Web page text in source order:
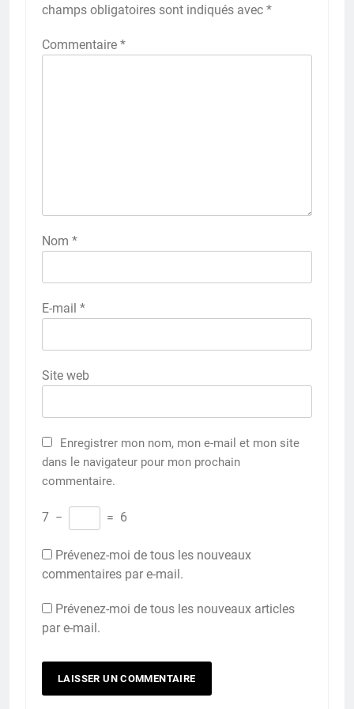
champs obligatoires sont indiqués avec *
Commentaire *
Nom *
E-mail *
Site web
Enregistrer mon nom, mon e-mail et mon site
dans le navigateur pour mon prochain
commentaire.
7 − = 6
Prévenez-moi de tous les nouveaux
commentaires par e-mail.
Prévenez-moi de tous les nouveaux articles
par e-mail.